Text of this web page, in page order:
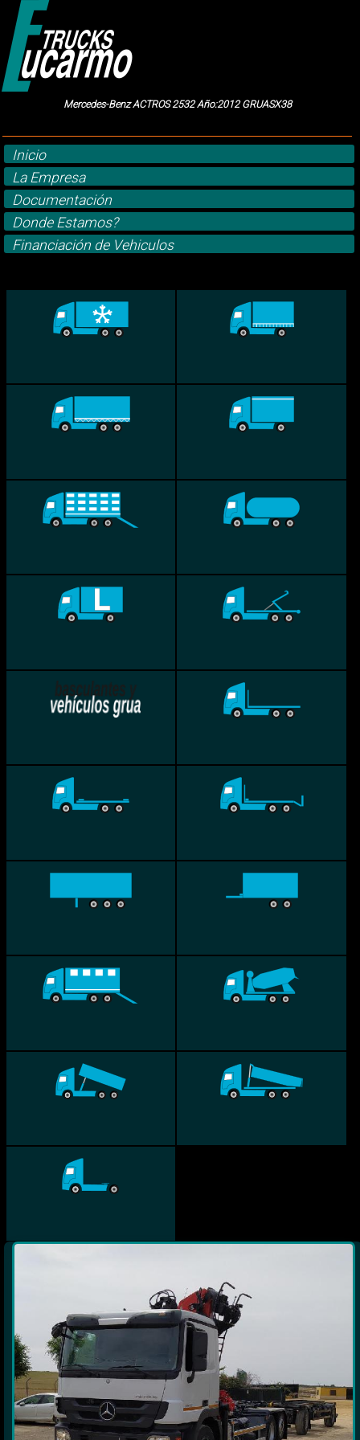
Mercedes-Benz ACTROS 2532 Año:2012 GRUASX38
Inicio
La Empresa
Documentación
Donde Estamos?
Financiación de Vehiculos